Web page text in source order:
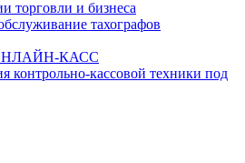
торговли и бизнеса
тахографов
КАСС
контрольно-кассовой техники под